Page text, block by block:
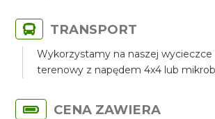
TRANSPORT
Wykorzystamy na naszej
terenowy z napędem 4x4 lub
CENA ZAWIERA